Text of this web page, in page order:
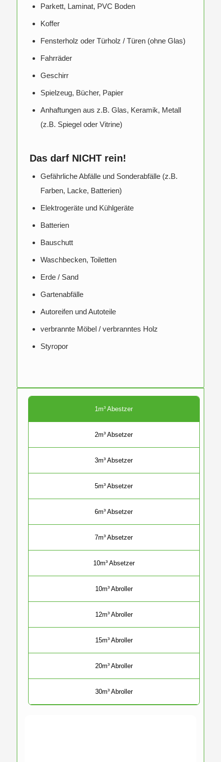
Parkett, Laminat, PVC Boden
Koffer
Fensterholz oder Türholz / Türen (ohne Glas)
Fahrräder
Geschirr
Spielzeug, Bücher, Papier
Anhaftungen aus z.B. Glas, Keramik, Metall
(z.B. Spiegel oder Vitrine)
Das darf NICHT rein!
Gefährliche Abfälle und Sonderabfälle (z.B.
Farben, Lacke, Batterien)
Elektrogeräte und Kühlgeräte
Batterien
Bauschutt
Waschbecken, Toiletten
Erde / Sand
Gartenabfälle
Autoreifen und Autoteile
verbrannte Möbel / verbranntes Holz
Styropor
1m³ Abestzer
2m³ Absetzer
3m³ Absetzer
5m³ Absetzer
6m³ Absetzer
7m³ Absetzer
10m³ Absetzer
10m³ Abroller
12m³ Abroller
15m³ Abroller
20m³ Abroller
30m³ Abroller